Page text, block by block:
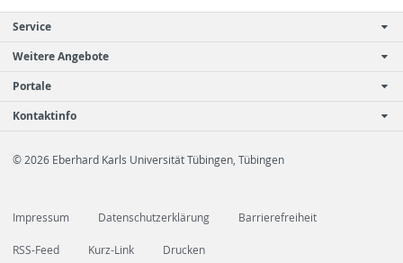
Service
Weitere Angebote
Portale
Kontaktinfo
© 2026 Eberhard Karls Universität Tübingen, Tübingen
Impressum Datenschutzerklärung Barrierefreiheit
RSS-Feed Kurz-Link Drucken